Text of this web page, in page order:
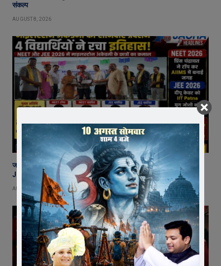
संकल्प
AUGUST 8, 2026
जावरा की माइलस्टोन अकैडमी का शानदार प्रदर्शन, 2 छात्र NEET और 2 छात्र
JEE में चयनित
AUGUST 7, 2026